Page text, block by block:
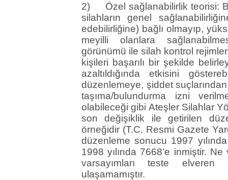
2) Özel sağlanabilirlik teorisi:
silahların genel
edebilirliğine) bağlı olmayıp,
meyilli olanlara
görünümü ile silah kontrol
kişileri başarılı bir şekilde
azaltıldığında etkisini
düzenlemeye, şiddet
taşıma/bulundurma izni
olabileceği gibi Ateşler Silahlar
son değişiklik ile getirilen
örneğidir (T.C. Resmi Gazete
düzenleme sonucu 1997
1998 yılında 7668’e inmiştir.
varsayımları teste elveren
ulaşamamıştır.